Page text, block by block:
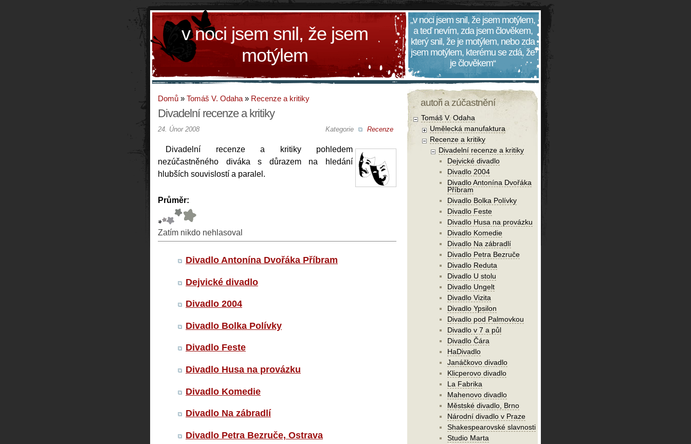
v noci jsem snil, že jsem
motýlem
„v noci jsem snil, že jsem motýlem,
a teď nevím, zda jsem člověkem,
který snil, že je motýlem, nebo zda
jsem motýlem, kterému se zdá, že
je člověkem“
Domů » Tomáš V. Odaha » Recenze a kritiky
Divadelní recenze a kritiky
Kategorie Recenze
24. Únor 2008
Divadelní recenze a kritiky pohledem
nezúčastněného diváka s důrazem na hledání
hlubších souvislostí a paralel.
Průměr:
Zatím nikdo nehlasoval
Divadlo Antonína Dvořáka Příbram
Dejvické divadlo
Divadlo 2004
Divadlo Bolka Polívky
Divadlo Feste
Divadlo Husa na provázku
Divadlo Komedie
Divadlo Na zábradlí
Divadlo Petra Bezruče, Ostrava
autoři a zúčastnění
Tomáš V. Odaha
Umělecká manufaktura
Recenze a kritiky
Divadelní recenze a kritiky
Dejvické divadlo
Divadlo 2004
Divadlo Antonína Dvořáka
Příbram
Divadlo Bolka Polívky
Divadlo Feste
Divadlo Husa na provázku
Divadlo Komedie
Divadlo Na zábradlí
Divadlo Petra Bezruče
Divadlo Reduta
Divadlo U stolu
Divadlo Ungelt
Divadlo Vizita
Divadlo Ypsilon
Divadlo pod Palmovkou
Divadlo v 7 a půl
Divadlo Čára
HaDivadlo
Janáčkovo divadlo
Klicperovo divadlo
La Fabrika
Mahenovo divadlo
Městské divadlo, Brno
Národní divadlo v Praze
Shakespearovské slavnosti
Studio Marta